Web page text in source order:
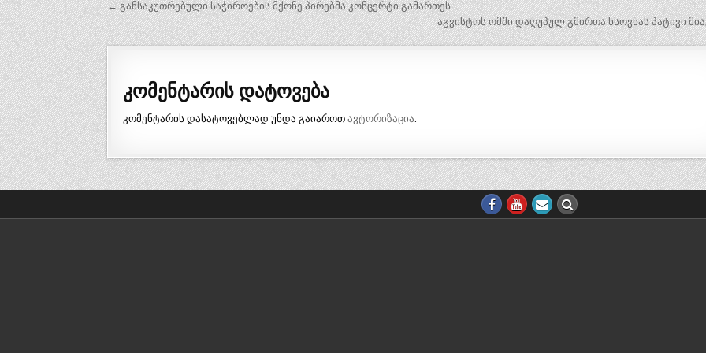
პოსტის
ნავიგაცია
← განსაკუთრებული საჭიროების მქონე პირებმა კონცერტი გამართეს
აგვისტოს ომში დაღუპულ გმირთა ხსოვნას პატივი
კომენტარის დატოვება
კომენტარის დასატოვებლად უნდა გაიაროთავტორიზაცია.